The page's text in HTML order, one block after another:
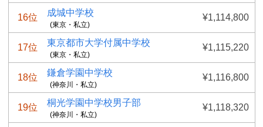
16位 成城中学校
(東京・私立)
¥1,114,800
17位 東京都市大学付属中学校
(東京・私立)
¥1,115,220
18位 鎌倉学園中学校
(神奈川・私立)
¥1,116,800
19位 桐光学園中学校男子部
(神奈川・私立)
¥1,118,320